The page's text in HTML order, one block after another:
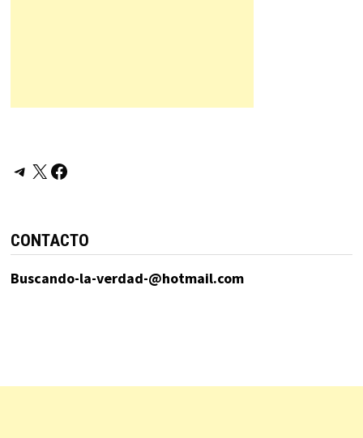
Telegram
X Facebook
CONTACTO
Buscando-la-verdad-@hotmail.com